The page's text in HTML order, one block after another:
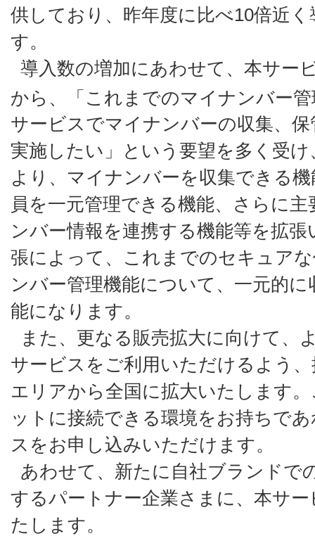
供しており、昨年度に比べ10倍近
す。
導入数の増加にあわせて、本サー
から、「これまでのマイナンバー管
サービスでマイナンバーの収集、
実施したい」という要望を多く受け
より、マイナンバーを収集できる
員を一元管理できる機能、さらに
ンバー情報を連携する機能等を拡
張によって、これまでのセキュア
ンバー管理機能について、一元的
能になります。
また、更なる販売拡大に向けて、
サービスをご利用いただけるよう
エリアから全国に拡大いたします
ットに接続できる環境をお持ちで
スをお申し込みいただけます。
あわせて、新たに自社ブランドで
するパートナー企業さまに、本サ
たします。